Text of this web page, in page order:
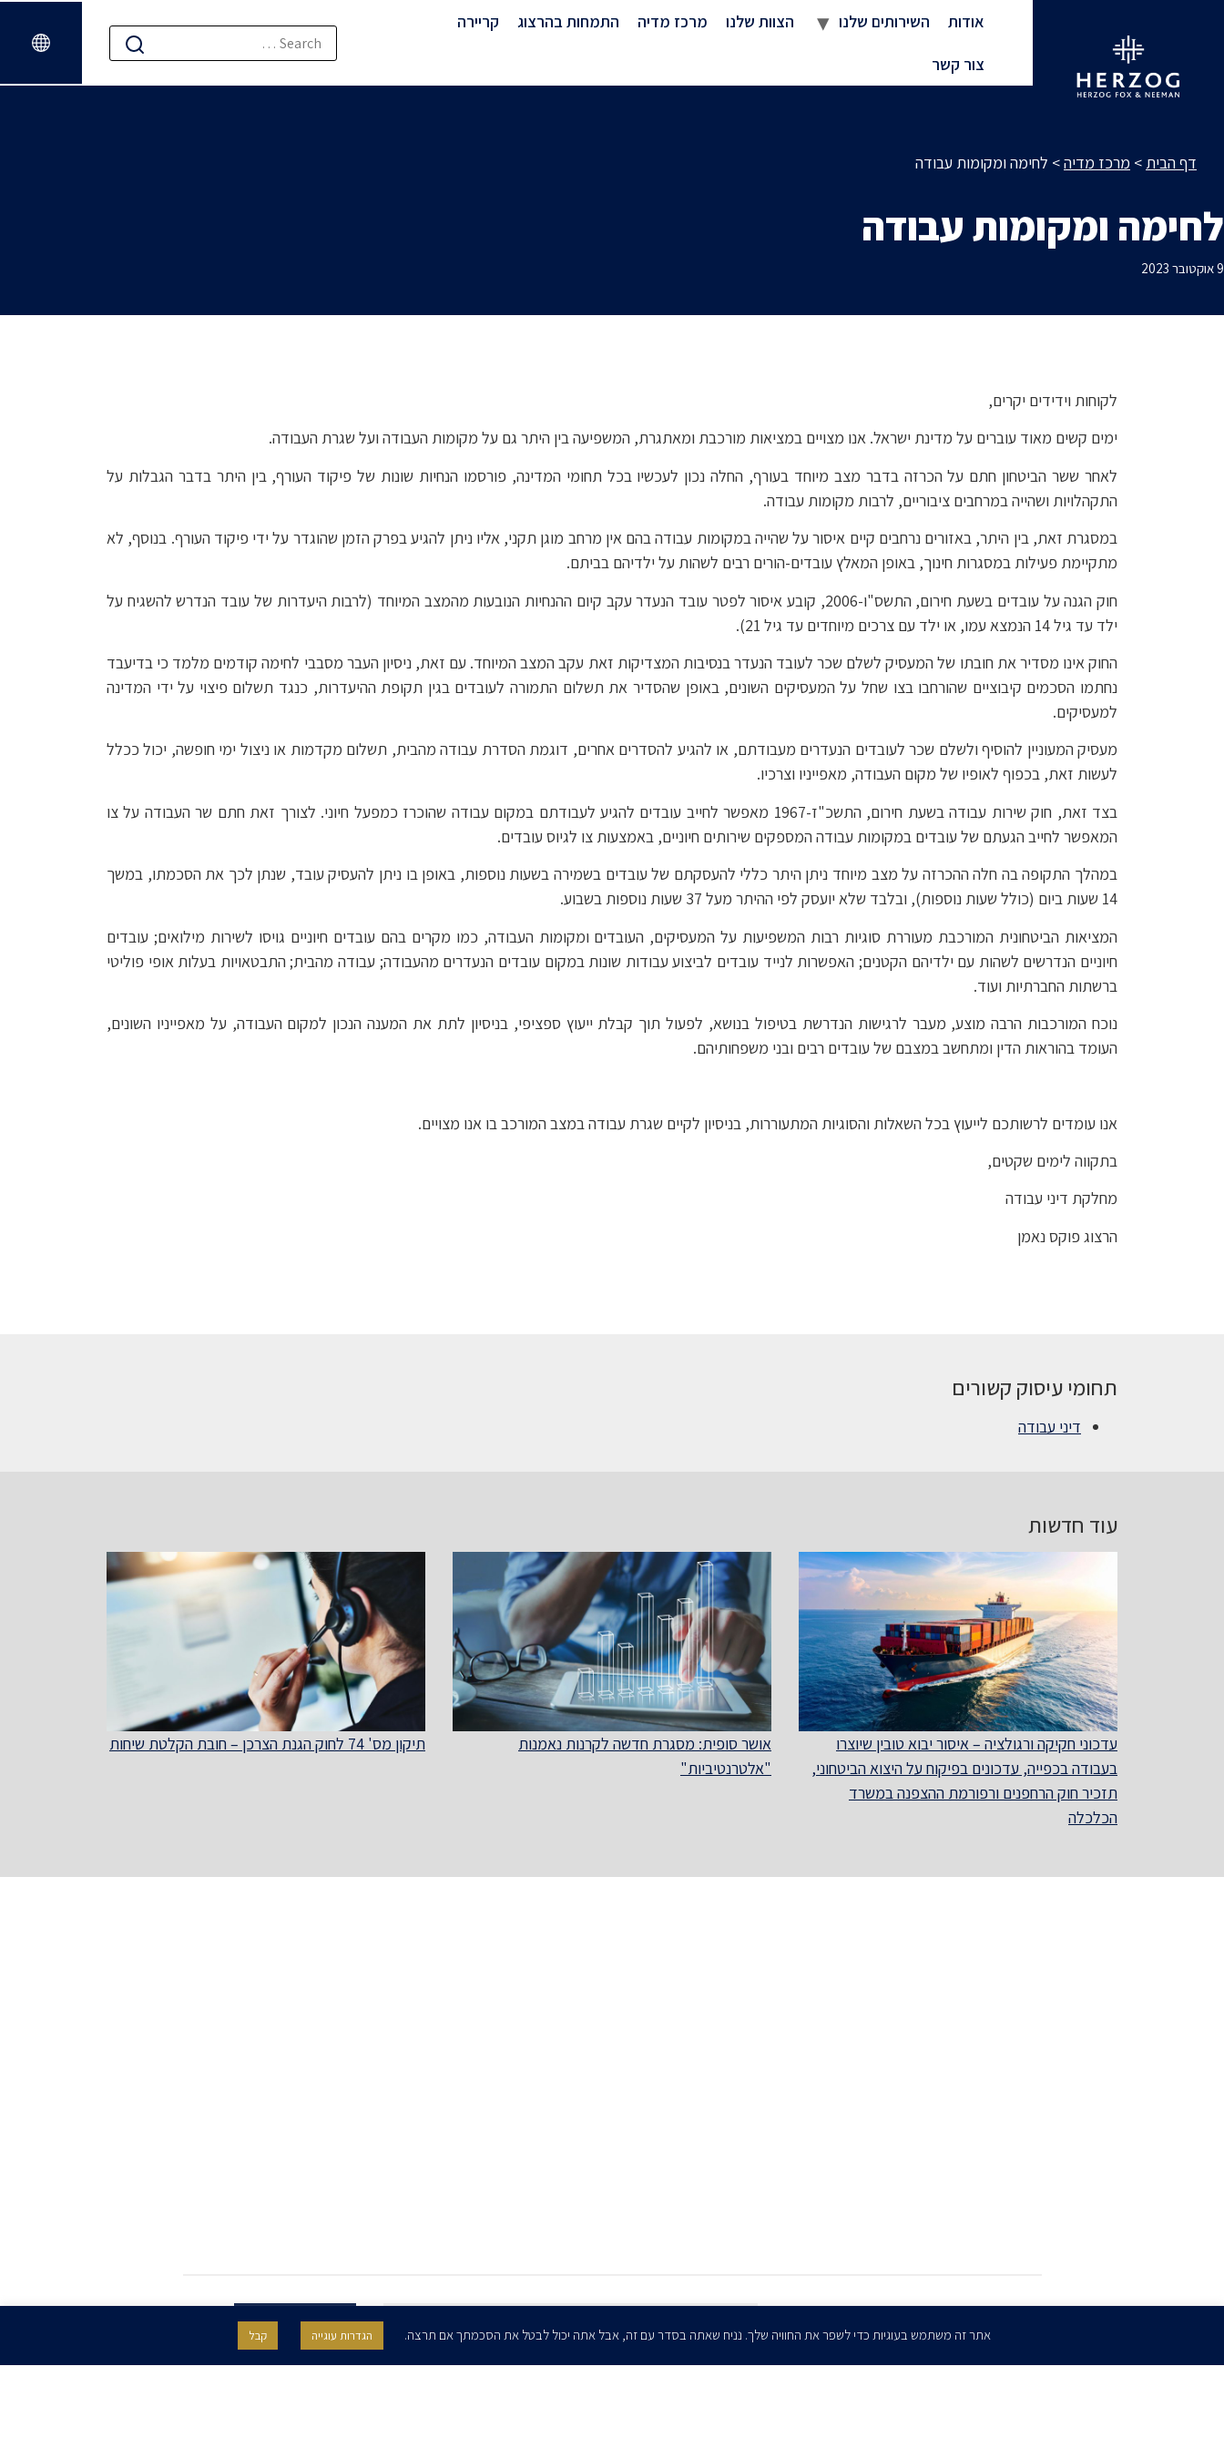
אודות השירותים שלנו הצוות שלנו מרכז מדיה התמחות בהרצוג קריירה
צור קשר
דף הבית > מרכז מדיה> לחימה ומקומות עבודה
לחימה ומקומות עבודה
9 אוקטובר 2023
לקוחות וידידים יקרים,
ימים קשים מאוד עוברים על מדינת ישראל. אנו מצויים במציאות מורכבת ומאתגרת, המשפיעה בין היתר גם על מקומות העבודה ועל שגרת העבודה.
לאחר ששר הביטחון חתם על הכרזה בדבר מצב מיוחד בעורף, החלה נכון לעכשיו בכל תחומי המדינה, פורסמו הנחיות שונות של פיקוד העורף, בין היתר בדבר הגבלות על
התקהלויות ושהייה במרחבים ציבוריים, לרבות מקומות עבודה.
במסגרת זאת, בין היתר, באזורים נרחבים קיים איסור על שהייה במקומות עבודה בהם אין מרחב מוגן תקני, אליו ניתן להגיע בפרק הזמן שהוגדר על ידי פיקוד העורף. בנוסף, לא
מתקיימת פעילות במסגרות חינוך, באופן המאלץ עובדים-הורים רבים לשהות על ילדיהם בביתם.
חוק הגנה על עובדים בשעת חירום, התשס"ו-2006, קובע איסור לפטר עובד הנעדר עקב קיום ההנחיות הנובעות מהמצב המיוחד (לרבות היעדרות של עובד הנדרש להשגיח על
ילד עד גיל 14 הנמצא עמו, או ילד עם צרכים מיוחדים עד גיל 21).
החוק אינו מסדיר את חובתו של המעסיק לשלם שכר לעובד הנעדר בנסיבות המצדיקות זאת עקב המצב המיוחד. עם זאת, ניסיון העבר מסבבי לחימה קודמים מלמד כי בדיעבד
נחתמו הסכמים קיבוציים שהורחבו בצו שחל על המעסיקים השונים, באופן שהסדיר את תשלום התמורה לעובדים בגין תקופת ההיעדרות, כנגד תשלום פיצוי על ידי המדינה
למעסיקים.
מעסיק המעוניין להוסיף ולשלם שכר לעובדים הנעדרים מעבודתם, או להגיע להסדרים אחרים, דוגמת הסדרת עבודה מהבית, תשלום מקדמות או ניצול ימי חופשה, יכול ככלל
לעשות זאת, בכפוף לאופיו של מקום העבודה, מאפייניו וצרכיו.
בצד זאת, חוק שירות עבודה בשעת חירום, התשכ"ז-1967 מאפשר לחייב עובדים להגיע לעבודתם במקום עבודה שהוכרז כמפעל חיוני. לצורך זאת חתם שר העבודה על צו
המאפשר לחייב הגעתם של עובדים במקומות עבודה המספקים שירותים חיוניים, באמצעות צו לגיוס עובדים.
במהלך התקופה בה חלה ההכרזה על מצב מיוחד ניתן היתר כללי להעסקתם של עובדים בשמירה בשעות נוספות, באופן בו ניתן להעסיק עובד, שנתן לכך את הסכמתו, במשך
14 שעות ביום (כולל שעות נוספות), ובלבד שלא יועסק לפי ההיתר מעל 37 שעות נוספות בשבוע.
המציאות הביטחונית המורכבת מעוררת סוגיות רבות המשפיעות על המעסיקים, העובדים ומקומות העבודה, כמו מקרים בהם עובדים חיוניים גויסו לשירות מילואים; עובדים
חיוניים הנדרשים לשהות עם ילדיהם הקטנים; האפשרות לנייד עובדים לביצוע עבודות שונות במקום עובדים הנעדרים מהעבודה; עבודה מהבית; התבטאויות בעלות אופי פוליטי
ברשתות החברתיות ועוד.
נוכח המורכבות הרבה מוצע, מעבר לרגישות הנדרשת בטיפול בנושא, לפעול תוך קבלת ייעוץ ספציפי, בניסיון לתת את המענה הנכון למקום העבודה, על מאפייניו השונים,
העומד בהוראות הדין ומתחשב במצבם של עובדים רבים ובני משפחותיהם.
אנו עומדים לרשותכם לייעוץ בכל השאלות והסוגיות המתעוררות, בניסיון לקיים שגרת עבודה במצב המורכב בו אנו מצויים.
בתקווה לימים שקטים,
מחלקת דיני עבודה
הרצוג פוקס נאמן
תחומי עיסוק קשורים
דיני עבודה
עוד חדשות
עדכוני חקיקה ורגולציה – איסור יבוא טובין שיוצרו
בעבודה בכפייה, עדכונים בפיקוח על היצוא הביטחוני,
תזכיר חוק הרחפנים ורפורמת ההצפנה במשרד
הכלכלה
אושר סופית: מסגרת חדשה לקרנות נאמנות
"אלטרנטיביות"
תיקון מס' 74 לחוק הגנת הצרכן – חובת הקלטת שיחות
לדיוורים שלנו
הרשמו לדיוורים שלנו - דוא״ל
אתר זה משתמש בעוגיות כדי לשפר את החוויה שלך. נניח שאתה בסדר עם זה, אבל אתה יכול לבטל את הסכמתך אם תרצה. הגדרות עוגייה קבל